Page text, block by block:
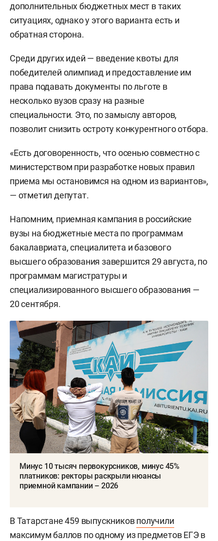
дополнительных бюджетных мест в таких
ситуациях, однако у этого варианта есть и
обратная сторона.
Среди других идей — введение квоты для
победителей олимпиад и предоставление им
права подавать документы по льготе в
несколько вузов сразу на разные
специальности. Это, по замыслу авторов,
позволит снизить остроту конкурентного отбора.
«Есть договоренность, что осенью совместно с
министерством при разработке новых правил
приема мы остановимся на одном из вариантов»,
— отметил депутат.
Напомним, приемная кампания в российские
вузы на бюджетные места по программам
бакалавриата, специалитета и базового
высшего образования завершится 29 августа, по
программам магистратуры и
специализированного высшего образования —
20 сентября.
Минус 10 тысяч первокурсников, минус 45%
платников: ректоры раскрыли нюансы
приемной кампании – 2026
В Татарстане 459 выпускниковполучили
максимум баллов по одному из предметов ЕГЭ в